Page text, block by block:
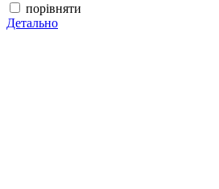
порівняти
Детально